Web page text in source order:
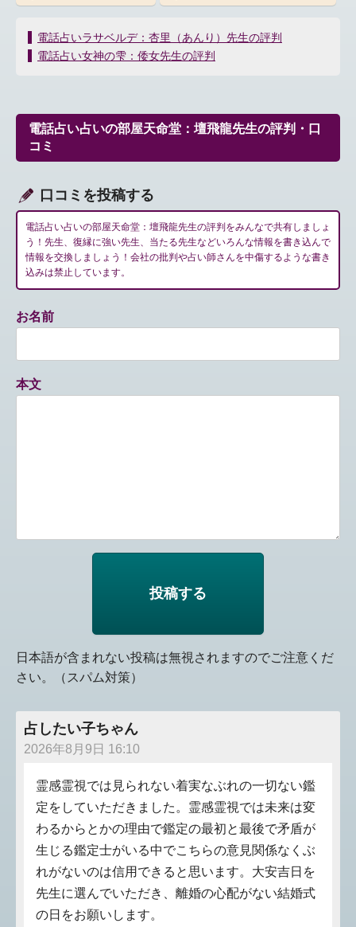
投
稿
ー
シ
電話占いラサベルデ：杏里（あんり）先生の評判
電話占い女神の雫：倭女先生の評判
電話占い占いの部屋天命堂：壇飛龍先生の評判・口
コミ
口コミを投稿する
電話占い占いの部屋天命堂：壇飛龍先生の評判をみんなで共有しましょ
う！先生、復縁に強い先生、当たる先生などいろんな情報を書き込んで
情報を交換しましょう！会社の批判や占い師さんを中傷するような書き
込みは禁止しています。
お名前
本文
日本語が含まれない投稿は無視されますのでご注意くだ
さい。（スパム対策）
占したい子ちゃん
2026年8月9日 16:10
霊感霊視では見られない着実なぶれの一切ない鑑
定をしていただきました。霊感霊視では未来は変
わるからとかの理由で鑑定の最初と最後で矛盾が
生じる鑑定士がいる中でこちらの意見関係なくぶ
れがないのは信用できると思います。大安吉日を
先生に選んでいただき、離婚の心配がない結婚式
の日をお願いします。